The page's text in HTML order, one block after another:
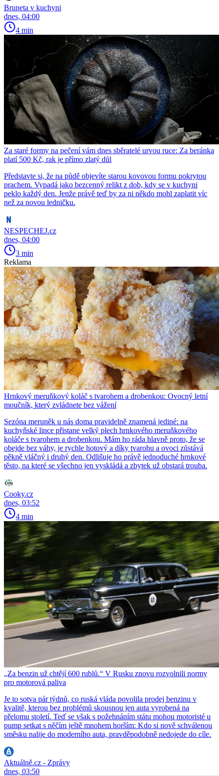
Bruneta v kuchyni
dnes, 04:00
4 min
Za staré formy na pečení vám dnes sběratelé urvou ruce: Za beránka
platí 500 Kč, rak je přímo zlatý důl
Představte si, že na půdě objevíte starou kovovou formu pokrytou
prachem. Vypadá jako bezcenný relikt z dob, kdy se v kuchyni
peklo každý den. Jenže právě teď by za ni někdo mohl zaplatit víc
než za novou ledničku.
NESPECHEJ.cz
dnes, 04:00
3 min
Reklama
Hrnkový meruňkový koláč s tvarohem a drobenkou: Ovocný letní
moučník, který zvládnete bez vážení
Sezóna meruněk u nás doma pravidelně znamená jediné: na
kuchyňské lince přistane velký plech hrnkového meruňkového
koláče s tvarohem a drobenkou. Mám ho ráda hlavně proto, že se
obejde bez váhy, je rychle hotový a díky tvarohu a ovoci zůstává
pěkně vláčný i druhý den. Odlišuje ho právě jednoduché hrnkové
těsto, na které se všechno jen vyskládá a zbytek už obstará trouba.
Cooky.cz
dnes, 03:52
4 min
„Za benzin už chtějí 600 rublů.“ V Rusku znovu rozvolnili normy
pro motorová paliva
Je to sotva pár týdnů, co ruská vláda povolila prodej benzinu v
kvalitě, kterou bez problémů skousnou jen auta vyrobená na
přelomu století. Teď se však s požehnáním státu mohou motoristé u
pump setkat s něčím ještě mnohem horším: Kdo si nově schválenou
směsku nalije do moderního auta, pravděpodobně nedojede do cíle.
Aktuálně.cz - Zprávy
dnes, 03:50